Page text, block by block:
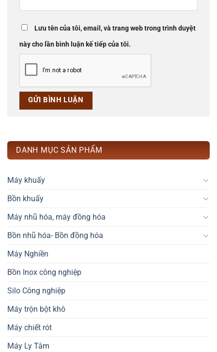
Lưu tên của tôi, email, và trang web trong trình duyệt
này cho lần bình luận kế tiếp của tôi.
DANH MỤC SẢN PHẨM
Máy khuấy
Bồn khuấy
Máy nhũ hóa, máy đồng hóa
Bồn nhũ hóa- Bồn đồng hóa
Máy Nghiền
Bồn Inox công nghiệp
Silo Công nghiệp
Máy trộn bột khô
Máy chiết rót
Máy Ly Tâm